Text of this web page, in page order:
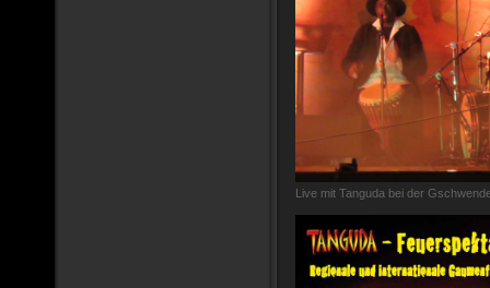
Live mit Tanguda bei der